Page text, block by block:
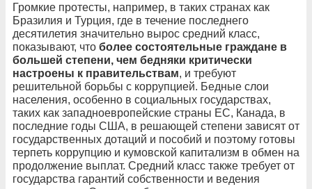
Громкие протесты, например, в таких странах как
Бразилия и Турция, где в течение последнего
десятилетия значительно вырос средний класс,
показывают, что более состоятельные граждане в
большей степени, чем бедняки критически
настроены к правительствам, и требуют
решительной борьбы с коррупцией. Бедные слои
населения, особенно в социальных государствах,
таких как западноевропейские страны ЕС, Канада, в
последние годы США, в решающей степени зависят от
государственных дотаций и пособий и поэтому готовы
терпеть коррупцию и кумовской капитализм в обмен на
продолжение выплат. Средний класс также требует от
государства гарантий собственности и ведения